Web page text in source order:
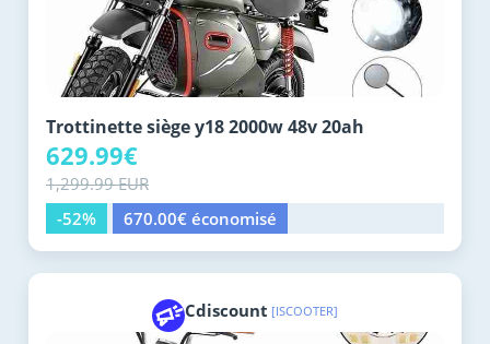
Trottinette siège y18 2000w 48v 20ah
629.99€
1,299.99 EUR
-52%
670.00€ économisé
Cdiscount [ISCOOTER]